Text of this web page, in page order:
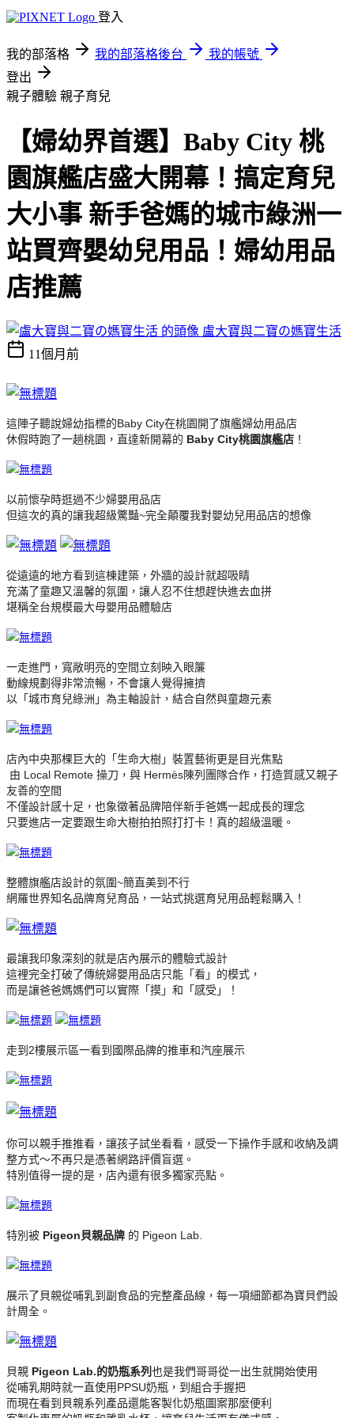
登入
我的部落格 我的部落格後台
我的帳號
登出
親子體驗 親子育兒
【婦幼界首選】Baby City 桃
園旗艦店盛大開幕！搞定育兒
大小事 新手爸媽的城市綠洲一
站買齊嬰幼兒用品！婦幼用品
店推薦
盧大寶與二寶の媽寶生活
11個月前
這陣子聽說婦幼指標的Baby City在桃園開了旗艦婦幼用品店
休假時跑了一趟桃園，直達新開幕的 Baby City桃園旗艦店 ！
以前懷孕時逛過不少婦嬰用品店
但這次的真的讓我超級驚豔~完全顛覆我對嬰幼兒用品店的想像
從遠遠的地方看到這棟建築，外牆的設計就超吸睛
充滿了童趣又溫馨的氛圍，讓人忍不住想趕快進去血拼
堪稱全台規模最大母嬰用品體驗店
一走進門，寬敞明亮的空間立刻映入眼簾
動線規劃得非常流暢，不會讓人覺得擁擠
以「城市育兒綠洲」為主軸設計，結合自然與童趣元素
店內中央那棵巨大的「生命大樹」裝置藝術更是目光焦點
由 Local Remote 操刀，與 Hermès陳列團隊合作，打造質感又親子
友善的空間
不僅設計感十足，也象徵著品牌陪伴新手爸媽一起成長的理念
只要進店一定要跟生命大樹拍拍照打打卡！真的超級溫暖。
整體旗艦店設計的氛圍~簡直美到不行
網羅世界知名品牌育兒育品，一站式挑選育兒用品輕鬆購入！
最讓我印象深刻的就是店內展示的體驗式設計
這裡完全打破了傳統婦嬰用品店只能「看」的模式，
而是讓爸爸媽媽們可以實際「摸」和「感受」！
走到2樓展示區一看到國際品牌的推車和汽座展示
你可以親手推推看，讓孩子試坐看看，感受一下操作手感和收納及調
整方式～不再只是憑著網路評價盲選。
特別值得一提的是，店內還有很多獨家亮點。
特別被 Pigeon貝親品牌 的 Pigeon Lab.
展示了貝親從哺乳到副食品的完整產品線，每一項細節都為寶貝們設
計周全。
貝親 Pigeon Lab.的奶瓶系列 也是我們哥哥從一出生就開始使用
從哺乳期時就一直使用PPSU奶瓶，到組合手握把
而現在看到貝親系列產品還能客製化奶瓶圖案那麼便利